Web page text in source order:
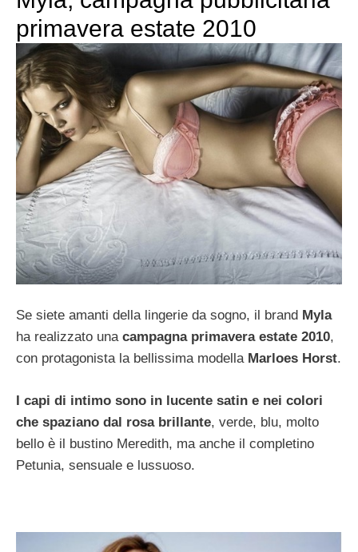
primavera estate 2010
Se siete amanti della lingerie da sogno, il brand Myla
ha realizzato una campagna primavera estate 2010,
con protagonista la bellissima modella Marloes Horst.
I capi di intimo sono in lucente satin e nei colori
che spaziano dal rosa brillante, verde, blu, molto
bello è il bustino Meredith, ma anche il completino
Petunia, sensuale e lussuoso.